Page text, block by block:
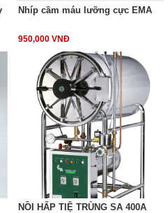
Nhíp cầm máu lưỡng cực EMA
950,000 VNĐ
NỒI HẤP TIỆ TRÙNG SA 400A